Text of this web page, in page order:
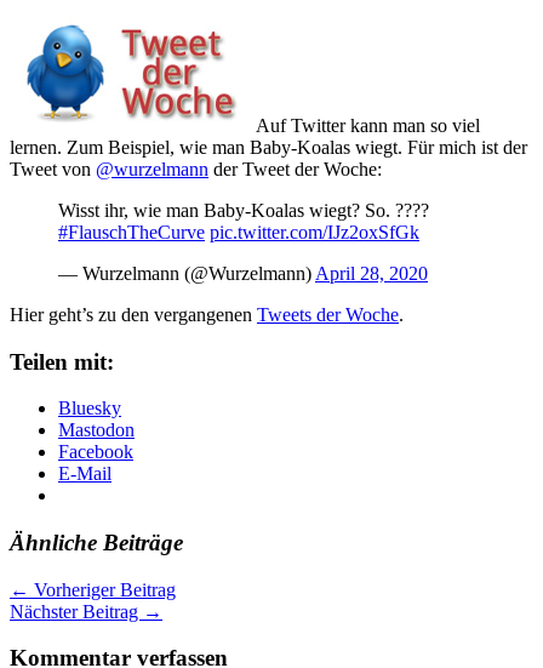
Auf Twitter kann man so viel
lernen. Zum Beispiel, wie man Baby-Koalas wiegt. Für mich ist der
Tweet von @wurzelmann der Tweet der Woche:
Wisst ihr, wie man Baby-Koalas wiegt? So. ????
#FlauschTheCurve pic.twitter.com/IJz2oxSfGk
— Wurzelmann (@Wurzelmann) April 28, 2020
Hier geht’s zu den vergangenen Tweets der Woche.
Teilen mit:
Bluesky
Mastodon
Facebook
E-Mail
Ähnliche Beiträge
← Vorheriger Beitrag
Nächster Beitrag →
Kommentar verfassen